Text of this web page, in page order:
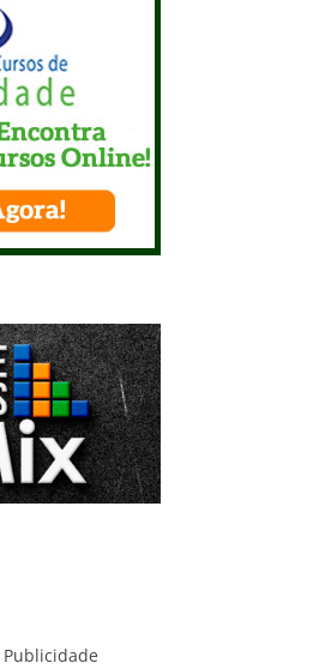
Publicidade